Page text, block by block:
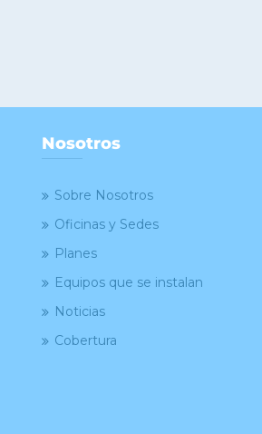
Nosotros
Sobre Nosotros
Oficinas y Sedes
Planes
Equipos que se instalan
Noticias
Cobertura